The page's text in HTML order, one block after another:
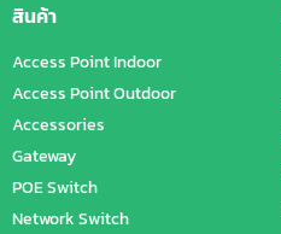
สินค้า
Access Point Indoor
Access Point Outdoor
Accessories
Gateway
POE Switch
Network Switch